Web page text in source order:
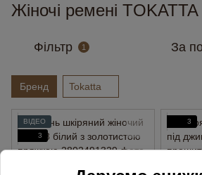
Жіночі ремені TOKATTA
Фільтр 1 За
Бренд Tokatta
ВІДЕО
3
3